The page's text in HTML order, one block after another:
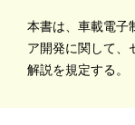
本書は、車載電子
ア開発に関して、
解説を規定する。